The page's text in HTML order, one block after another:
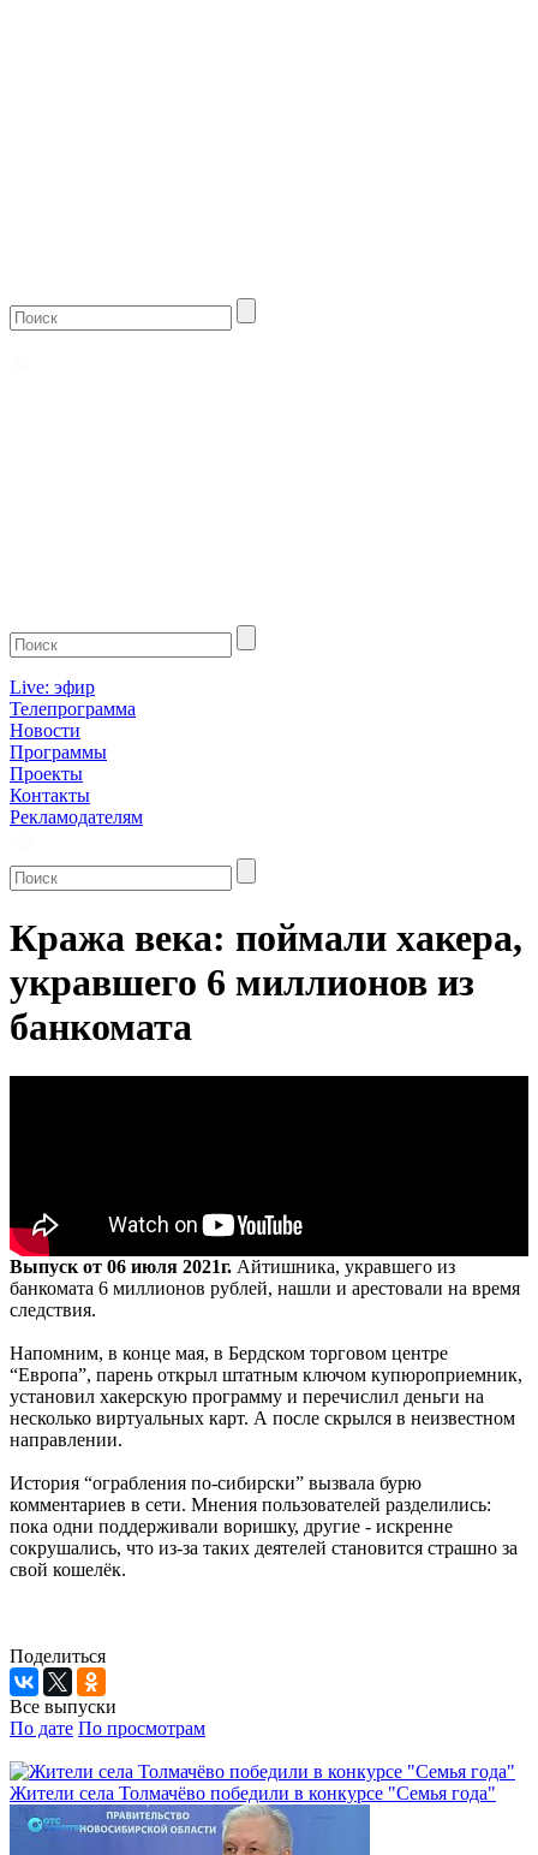
Live: эфир
Телепрограмма
Новости
Программы
Проекты
Контакты
Рекламодателям
Кража века: поймали хакера,
укравшего 6 миллионов из
банкомата
Выпуск от 06 июля 2021г. Айтишника, укравшего из
банкомата 6 миллионов рублей, нашли и арестовали на время
следствия.
Напомним, в конце мая, в Бердском торговом центре
“Европа”, парень открыл штатным ключом купюроприемник,
установил хакерскую программу и перечислил деньги на
несколько виртуальных карт. А после скрылся в неизвестном
направлении.
История “ограбления по-сибирски” вызвала бурю
комментариев в сети. Мнения пользователей разделились:
пока одни поддерживали воришку, другие - искренне
сокрушались, что из-за таких деятелей становится страшно за
свой кошелёк.
Поделиться
Все выпуски
По дате По просмотрам
Жители села Толмачёво победили в конкурсе "Семья года"